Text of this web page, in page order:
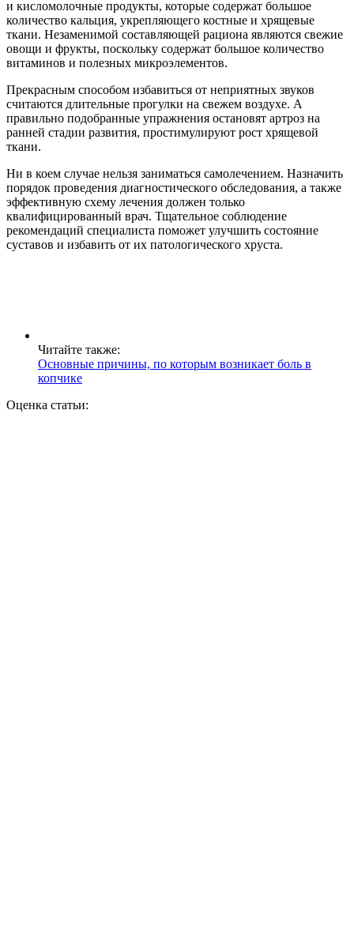
и кисломолочные продукты, которые содержат большое
количество кальция, укрепляющего костные и хрящевые
ткани. Незаменимой составляющей рациона являются свежие
овощи и фрукты, поскольку содержат большое количество
витаминов и полезных микроэлементов.
Прекрасным способом избавиться от неприятных звуков
считаются длительные прогулки на свежем воздухе. А
правильно подобранные упражнения остановят артроз на
ранней стадии развития, простимулируют рост хрящевой
ткани.
Ни в коем случае нельзя заниматься самолечением. Назначить
порядок проведения диагностического обследования, а также
эффективную схему лечения должен только
квалифицированный врач. Тщательное соблюдение
рекомендаций специалиста поможет улучшить состояние
суставов и избавить от их патологического хруста.
Читайте также:
Основные причины, по которым возникает боль в
копчике
Оценка статьи: